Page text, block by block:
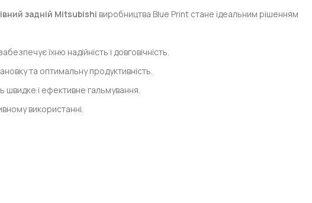
задній Mitsubishi виробництва Blue Print стане ідеальним рішенням
їхню надійність і довговічність.
та оптимальну продуктивність.
швидке і ефективне гальмування.
використанні.